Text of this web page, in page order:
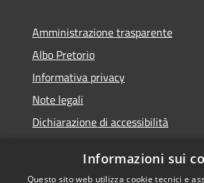
Amministrazione trasparente
Albo Pretorio
Informativa privacy
Note legali
Dichiarazione di accessibilità
Informazioni sui
Questo sito web utilizza cookie tecnici e